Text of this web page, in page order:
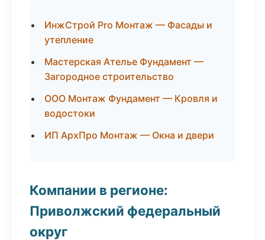
ИнжСтрой Pro Монтаж — Фасады и
утепление
Мастерская Ателье Фундамент —
Загородное строительство
ООО Монтаж Фундамент — Кровля и
водостоки
ИП АрхПро Монтаж — Окна и двери
Компании в регионе:
Приволжский федеральный
округ